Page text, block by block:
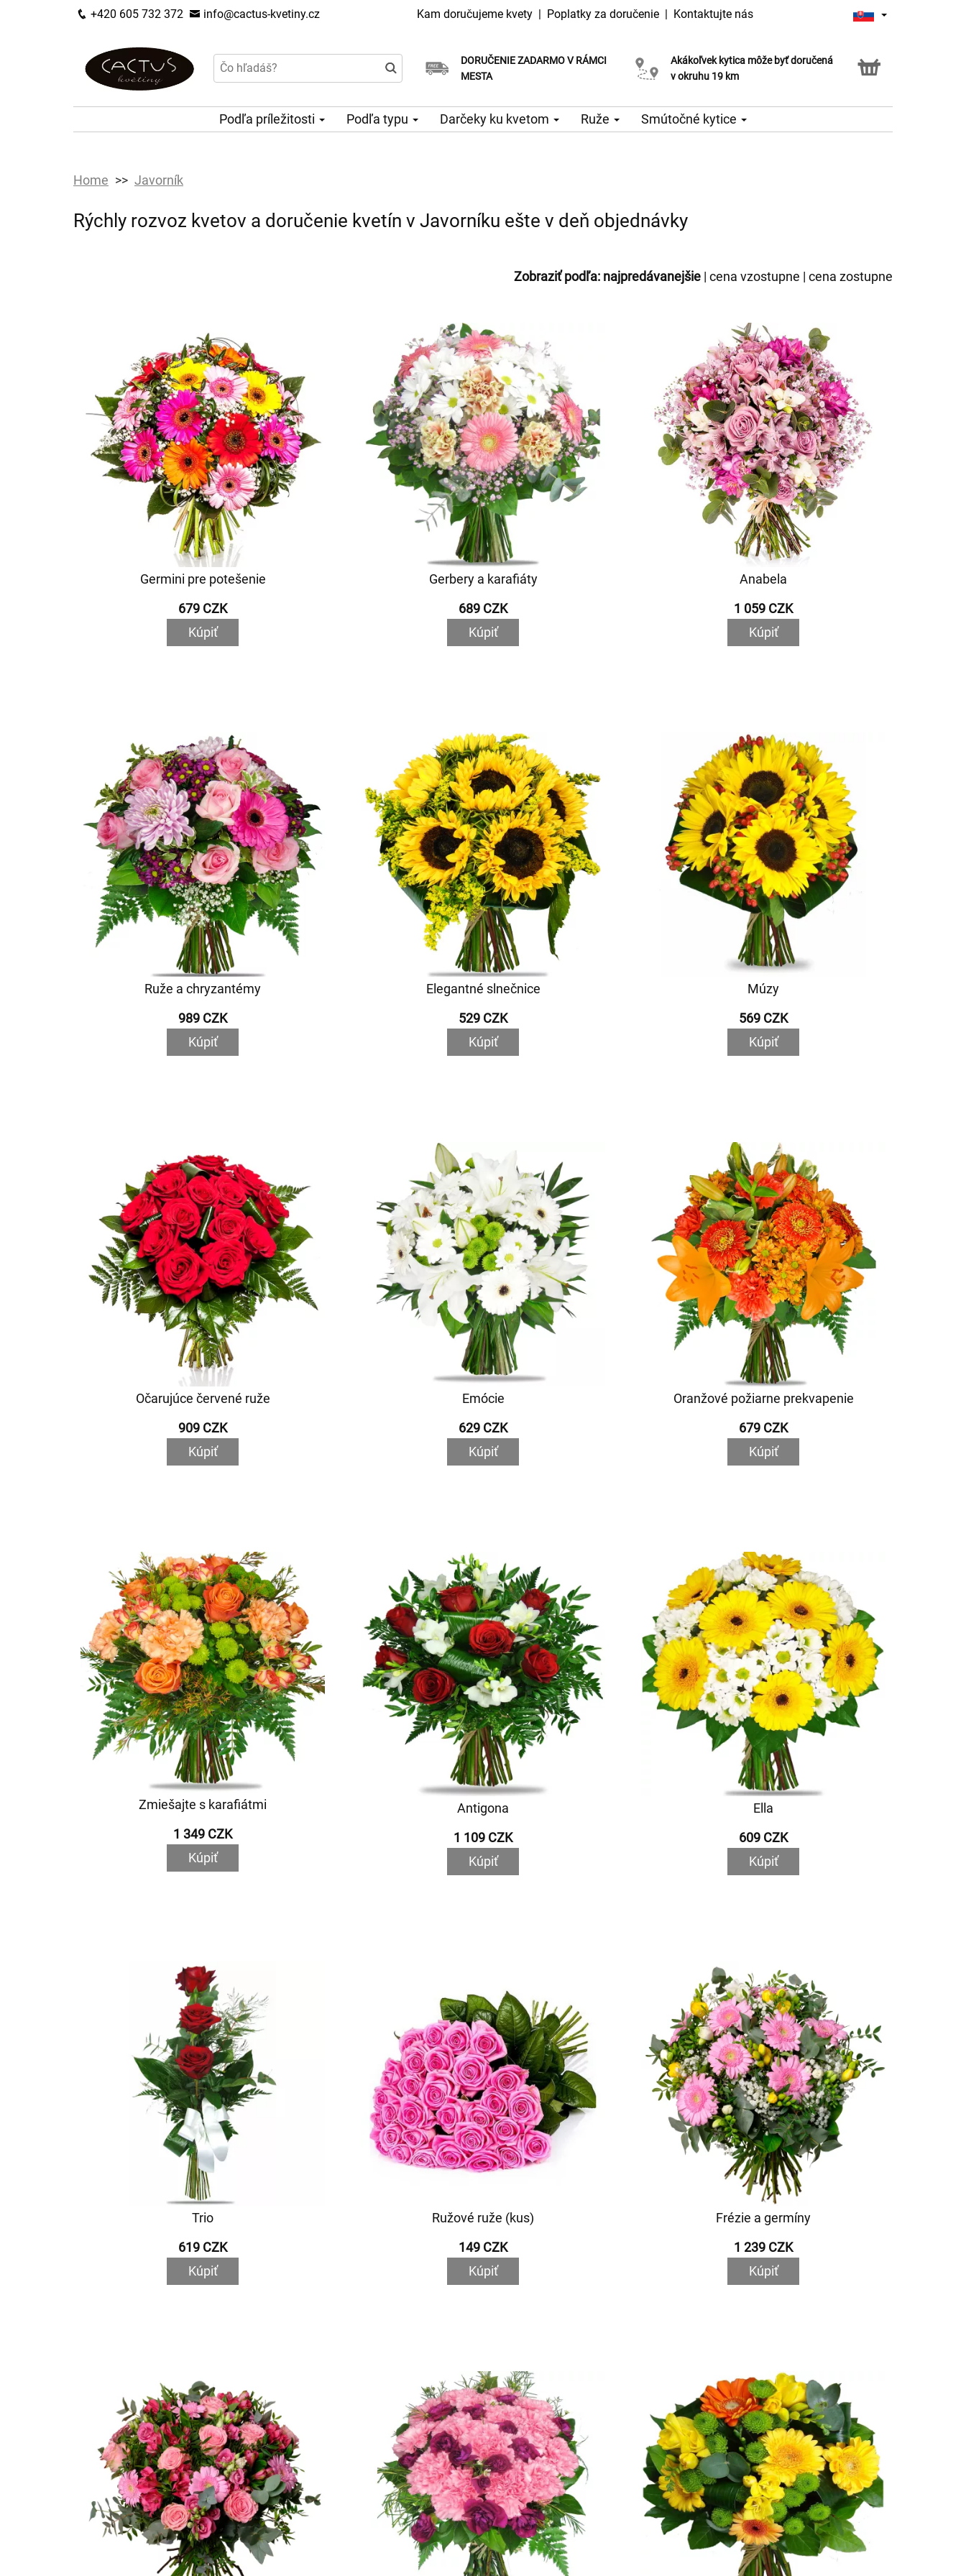
+420 605 732 372 info@cactus-kvetiny.cz Kam doručujeme kvety | Poplatky za doručenie | Kontaktujte nás
DORUČENIE ZADARMO V RÁMCI
MESTA
Akákoľvek kytica môže byť doručená
v okruhu 19 km
Služba Click & Collect
Podľa príležitosti Podľa typu Darčeky ku kvetom Ruže Smútočné kytice
Home Javorník
Rýchly rozvoz kvetov a doručenie kvetín v Javorníku ešte v deň objednávky
Zobraziť podľa: najpredávanejšie | cena vzostupne | cena zostupne
Germini pre potešenie
679 CZK
Kúpiť
Gerbery a karafiáty
689 CZK
Kúpiť
Anabela
1 059 CZK
Kúpiť
Ruže a chryzantémy
989 CZK
Kúpiť
Elegantné slnečnice
529 CZK
Kúpiť
Múzy
569 CZK
Kúpiť
Očarujúce červené ruže
909 CZK
Kúpiť
Emócie
629 CZK
Kúpiť
Oranžové požiarne prekvapenie
679 CZK
Kúpiť
Zmiešajte s karafiátmi
1 349 CZK
Kúpiť
Antigona
1 109 CZK
Kúpiť
Ella
609 CZK
Kúpiť
Trio
619 CZK
Kúpiť
Ružové ruže (kus)
149 CZK
Kúpiť
Frézie a germíny
1 239 CZK
Kúpiť